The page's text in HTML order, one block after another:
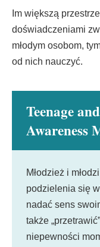
Im większą
doświadczeniami
młodym osobom,
od nich nauczyć.
Teenage
Awareness
Młodzież i
podzielenia się
nadać sens
także
niepewności